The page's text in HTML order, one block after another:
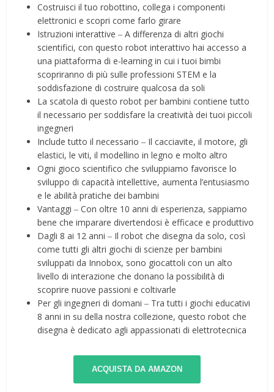
Costruisci il tuo robottino, collega i componenti
elettronici e scopri come farlo girare
Istruzioni interattive ‒ A differenza di altri giochi
scientifici, con questo robot interattivo hai accesso a
una piattaforma di e-learning in cui i tuoi bimbi
scopriranno di più sulle professioni STEM e la
soddisfazione di costruire qualcosa da soli
La scatola di questo robot per bambini contiene tutto
il necessario per soddisfare la creatività dei tuoi piccoli
ingegneri
Include tutto il necessario ‒ Il cacciavite, il motore, gli
elastici, le viti, il modellino in legno e molto altro
Ogni gioco scientifico che sviluppiamo favorisce lo
sviluppo di capacità intellettive, aumenta l’entusiasmo
e le abilità pratiche dei bambini
Vantaggi ‒ Con oltre 10 anni di esperienza, sappiamo
bene che imparare divertendosi è efficace e produttivo
Dagli 8 ai 12 anni ‒ Il robot che disegna da solo, così
come tutti gli altri giochi di scienze per bambini
sviluppati da Innobox, sono giocattoli con un alto
livello di interazione che donano la possibilità di
scoprire nuove passioni e coltivarle
Per gli ingegneri di domani ‒ Tra tutti i giochi educativi
8 anni in su della nostra collezione, questo robot che
disegna è dedicato agli appassionati di elettrotecnica
ACQUISTA DA AMAZON